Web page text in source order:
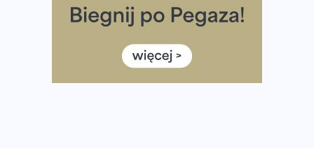
Ile razy w tygodniu biegać? 3 treningi wystarczą? Jak
często biegać, żeby robić postępy
Już w ten weekend! Przed nami Nocny Portowy Maraton
i Półmaraton Szczeciński. Wszystko, co warto wiedzieć